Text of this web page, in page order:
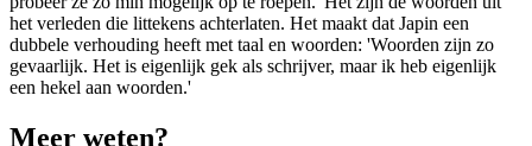
het verleden die littekens achterlaten. Het maakt dat Japin een
dubbele verhouding heeft met taal en woorden: 'Woorden zijn zo
gevaarlijk. Het is eigenlijk gek als schrijver, maar ik heb eigenlijk
een hekel aan woorden.'
Meer weten?